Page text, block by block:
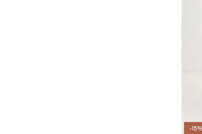
-